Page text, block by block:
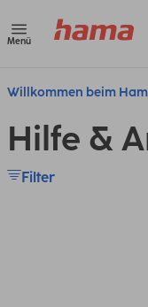
Menü
Willkommen beim
Hilfe &
Filter